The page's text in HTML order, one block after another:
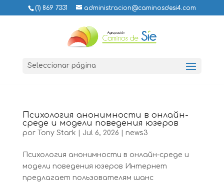
(1) 869 7331 administracion@caminosdesi4.com
Seleccionar página
Психология анонимности в онлайн-
среде и модели поведения юзеров
por Tony Stark Jul 6, 2026 news3
Психология анонимности в онлайн-среде и
модели поведения юзеров Интернет
предлагает пользователям шанс